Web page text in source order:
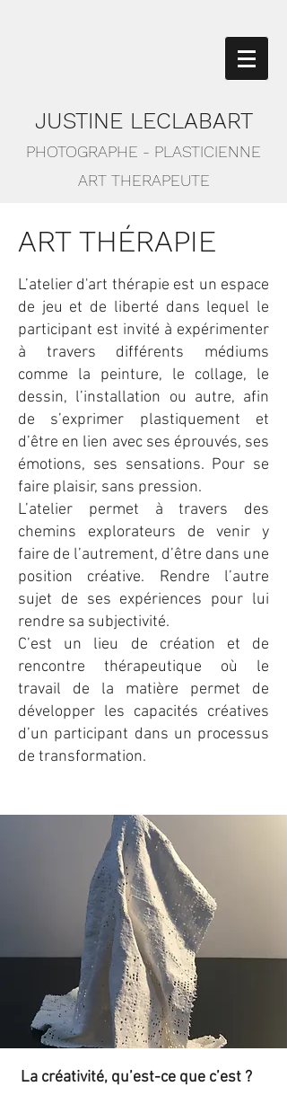
JUSTINE LECLABART
PHOTOGRAPHE - PLASTICIENNE
ART THERAPEUTE
ART THÉRAPIE
L’atelier d'art thérapie est un espace
de jeu et de liberté dans lequel le
participant est invité à expérimenter
à travers différents médiums
comme la peinture, le collage, le
dessin, l’installation ou autre, afin
de s’exprimer plastiquement et
d’être en lien avec ses éprouvés, ses
émotions, ses sensations. Pour se
faire plaisir, sans pression.
L’atelier permet à travers des
chemins explorateurs de venir y
faire de l’autrement, d’être dans une
position créative. Rendre l’autre
sujet de ses expériences pour lui
rendre sa subjectivité.
C’est un lieu de création et de
rencontre thérapeutique où le
travail de la matière permet de
développer les capacités créatives
d’un participant dans un processus
de transformation.
La créativité, qu’est-ce que c’est ?